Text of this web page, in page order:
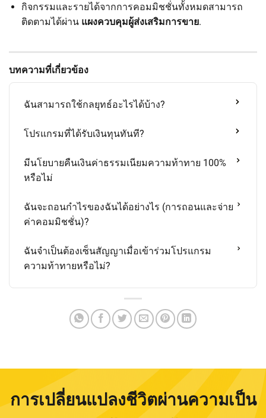
กิจกรรมและรายได้จากการคอมมิชชั่นทั้งหมดสามารถ
ติดตามได้ผ่าน แผงควบคุมผู้ส่งเสริมการขาย.
บทความที่เกี่ยวข้อง
ฉันสามารถใช้กลยุทธ์อะไรได้บ้าง?
โปรแกรมที่ได้รับเงินทุนทันที?
มีนโยบายคืนเงินค่าธรรมเนียมความท้าทาย 100%
หรือไม่
ฉันจะถอนกำไรของฉันได้อย่างไร (การถอนและจ่าย
ค่าคอมมิชชั่น)?
ฉันจำเป็นต้องเซ็นสัญญาเมื่อเข้าร่วมโปรแกรม
ความท้าทายหรือไม่?
การเปลี่ยนแปลงชีวิตผ่านความเป็น